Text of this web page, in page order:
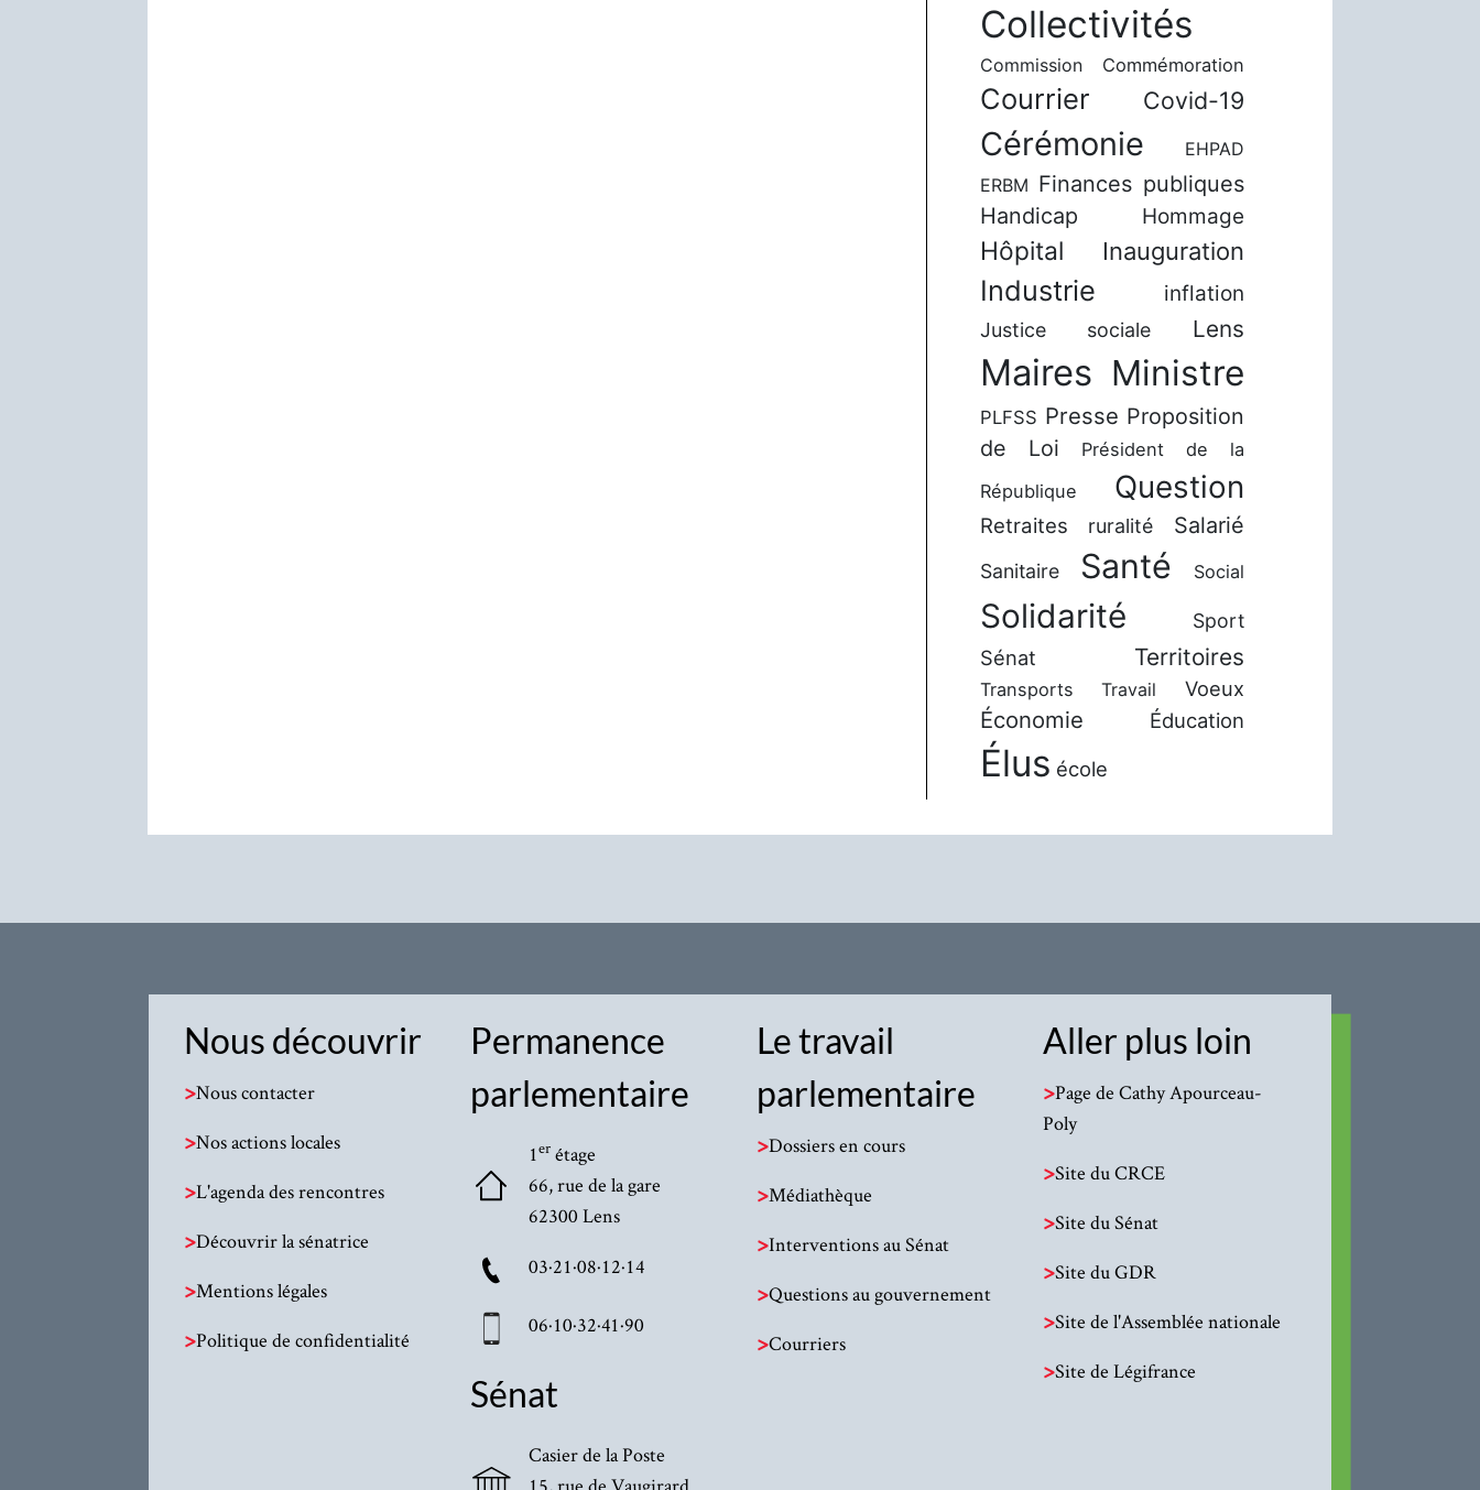
Collectivités
Commission Commémoration
Courrier Covid-19
Cérémonie
EHPAD
ERBM Finances publiques
Handicap
Hommage
Hôpital Inauguration
Industrie inflation
Justice sociale Lens
Maires Ministre
PLFSS Presse Proposition
de Loi
Président de la
République
Question
Retraites ruralité Salarié
Sanitaire Santé Social
Solidarité Sport
Sénat Territoires
Transports Travail Voeux
Économie Éducation
Élus école
Nous découvrir
>Nous contacter
>Nos actions locales
>L'agenda des rencontres
>Découvrir la sénatrice
>Mentions légales
>Politique de confidentialité
Permanence
parlementaire
1er étage
66, rue de la gare
62300 Lens
03·21·08·12·14
06·10·32·41·90
Sénat
Casier de la Poste
Le travail
parlementaire
>Dossiers en cours
>Médiathèque
>Interventions au Sénat
>Questions au gouvernement
>Courriers
Aller plus loin
>Page de Cathy Apourceau-
Poly
>Site du CRCE
>Site du Sénat
>Site du GDR
>Site de l'Assemblée nationale
>Site de Légifrance